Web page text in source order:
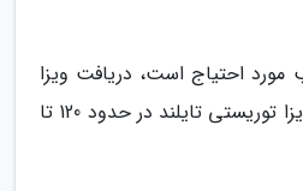
مورد احتیاج است، دریافت ویزا
یا ویزا می باشد. هزینه ویزا توریستی تایلند در حدود 120 تا